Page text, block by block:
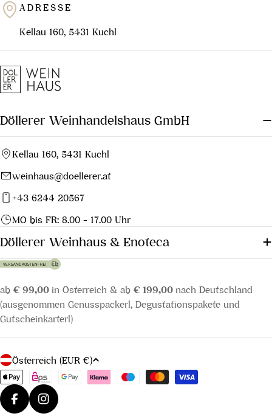
ADRESSE
Kellau 160, 5431 Kuchl
Döllerer Weinhandelshaus GmbH
Kellau 160, 5431 Kuchl
weinhaus@doellerer.at
+43 6244 20567
MO bis FR: 8.00 - 17.00 Uhr
Döllerer Weinhaus & Enoteca
ab € 99,00 in Österreich & ab € 199,00 nach Deutschland
(ausgenommen Genusspackerl, Degustationspakete und
Gutscheinkarterl)
L
a
n
d
Österreich (EUR €)
Zahlungsmethoden
FacebookInstagram